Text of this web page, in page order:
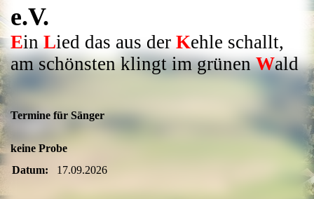
e.V.
Ein Lied das aus der Kehle schallt,
am schönsten klingt im grünenWald
Termine für Sänger
keine Probe
Datum:
17.09.2026